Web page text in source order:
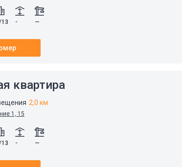
- —
квартира
2,0 км
1, 15
- —